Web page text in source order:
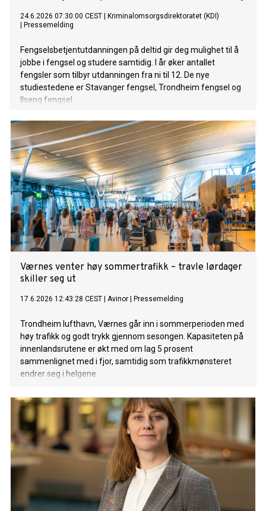
24.6.2026 07:30:00 CEST
Kriminalomsorgsdirektoratet (KDI)
Pressemelding
Fengselsbetjentutdanningen på deltid gir deg mulighet til å
jobbe i fengsel og studere samtidig. I år øker antallet
fengsler som tilbyr utdanningen fra ni til 12. De nye
studiestedene er Stavanger fengsel, Trondheim fengsel og
Ilseng fengsel.
Værnes venter høy sommertrafikk – travle lørdager
skiller seg ut
17.6.2026 12:43:28 CEST Avinor Pressemelding
Trondheim lufthavn, Værnes går inn i sommerperioden med
høy trafikk og godt trykk gjennom sesongen. Kapasiteten på
innenlandsrutene er økt med om lag 5 prosent
sammenlignet med i fjor, samtidig som trafikkmønsteret
endrer seg i helgene.